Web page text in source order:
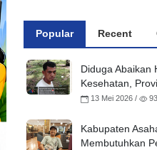
Popular Recent
Diduga Abaikan
Kesehatan,
13 Mei 2026 /
Kabupaten
Membutuhkan